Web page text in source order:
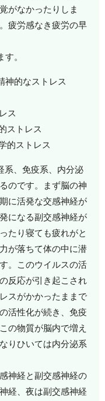
がなかったりしま
疲労感なき疲労の早
。
的なストレス
ス
ストレス
的ストレス
系、免疫系、内分泌
のです。まず脳の神
に活発な交感神経が
になる副交感神経が
たり寝ても疲れがと
が落ちて体の中に潜
。このウイルスの活
反応が引き起こされ
スがかかったままで
活性化が続き、免疫
の物質が脳内で増え
りひいては内分泌系
神経と副交感神経の
経、夜は副交感神経